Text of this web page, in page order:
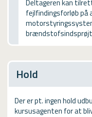
Videoguides
Deltageren kan
fejlfindingsforløb på
Hold
Der er pt. ingen hold
kursusagenten for at